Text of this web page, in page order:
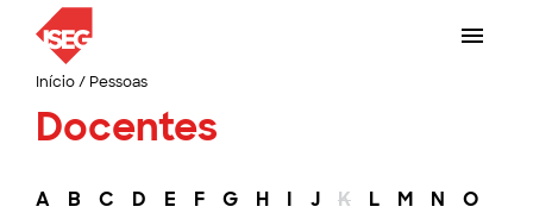
Início/ Pessoas
Docentes
A B C D E F G H I J K L M N O